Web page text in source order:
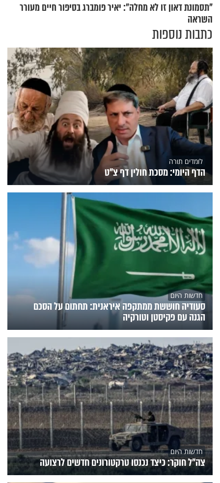
"תסמונת דאון זו לא מחלה": יאיר פומברג בסיפור חיים מעורר
השראה
כתבות נוספות
לומדים תורה
הדף היומי: מסכת חולין דף צ"ט
חדשות היום
סעודיה חוששת ממתקפה איראנית: תחתום על הסכם
הגנה עם פקיסטן וטורקיה
חדשות היום
צה"ל חוקר: כיצד נכנסו טרקטורונים חדשים לרצועה